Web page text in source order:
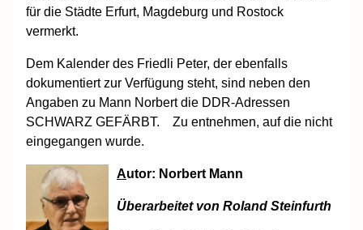
für die Städte Erfurt, Magdeburg und Rostock
vermerkt.
Dem Kalender des Friedli Peter, der ebenfalls
dokumentiert zur Verfügung steht, sind neben den
Angaben zu Mann Norbert die DDR-Adressen
SCHWARZ GEFÄRBT. Zu entnehmen, auf die nicht
eingegangen wurde.
Autor: Norbert Mann
Überarbeitet von Roland Steinfurth